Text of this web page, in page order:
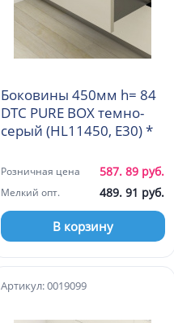
Боковины 450мм h= 84
DTC PURE BOX темно-
серый (HL11450, E30) *
Розничная цена 587. 89 руб.
Мелкий опт. 489. 91 руб.
В корзину
Артикул: 0019099